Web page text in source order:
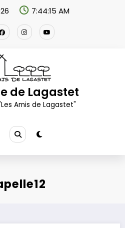
7:44:16 AM
de Lagastet
Amis de Lagastet"